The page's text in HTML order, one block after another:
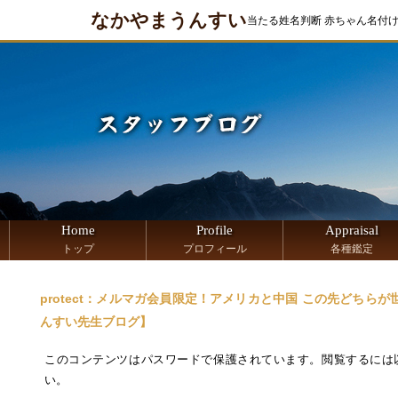
なかやまうんすい当たる姓名判断 赤ちゃん名付
Home
トップ
Profile
プロフィール
Appraisal
各種鑑定
protect：メルマガ会員限定！アメリカと中国 この先どちらが
んすい先生ブログ】
このコンテンツはパスワードで保護されています。閲覧するに
い。